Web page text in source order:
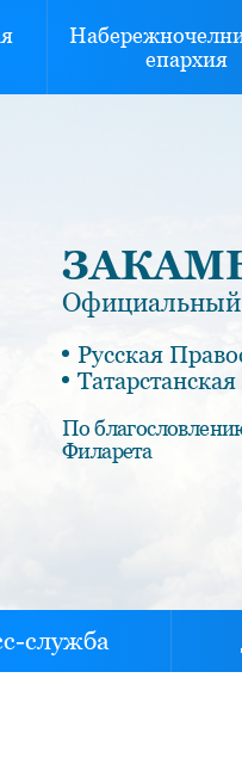
епархия
Официальный
Русская
По
Филарета
служба